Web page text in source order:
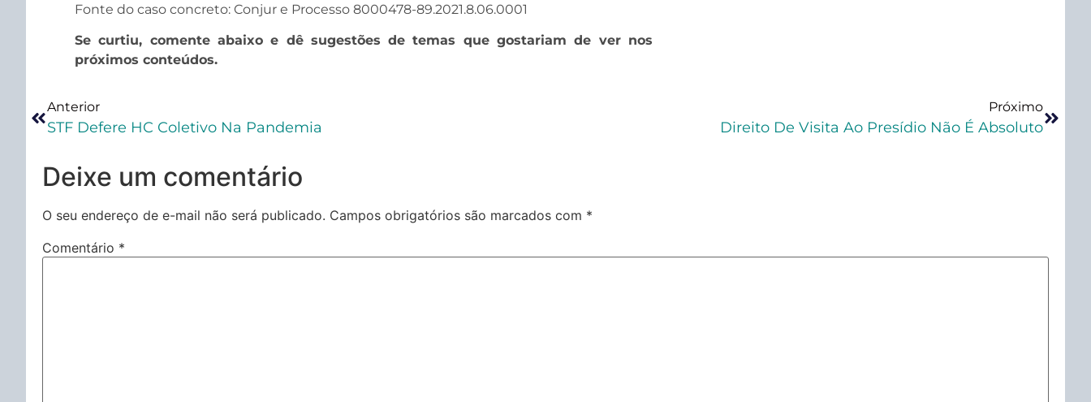
Fonte do caso concreto: Conjur e Processo 8000478-89.2021.8.06.0001
Se curtiu, comente abaixo e dê sugestões de temas que gostariam de ver nos
próximos conteúdos.
Anterior
STF Defere HC Coletivo Na Pandemia
Próximo
Direito De Visita Ao Presídio Não É Absoluto
Deixe um comentário
O seu endereço de e-mail não será publicado. Campos obrigatórios são marcados com *
Comentário *